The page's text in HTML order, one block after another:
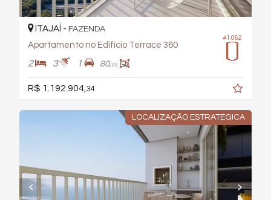
#1.062
ITAJAÍ - FAZENDA
Apartamento no Edifício Terrace 360
2 3 1 80,00
R$ 1.192.904, 34
LOCALIZAÇÃO ESTRATEGICA